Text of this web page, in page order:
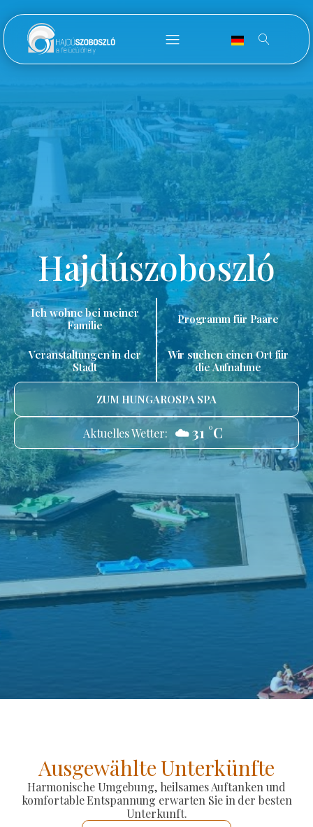
Hajdúszoboszló
Ich wohne bei meiner
Familie
Programm für Paare
Veranstaltungen in der
Stadt
Wir suchen einen Ort für
die Aufnahme
ZUM HUNGAROSPA SPA
Aktuelles Wetter: ☁️ 31 °C
Ausgewählte Unterkünfte
Harmonische Umgebung, heilsames Auftanken und
komfortable Entspannung erwarten Sie in der besten
Unterkunft.